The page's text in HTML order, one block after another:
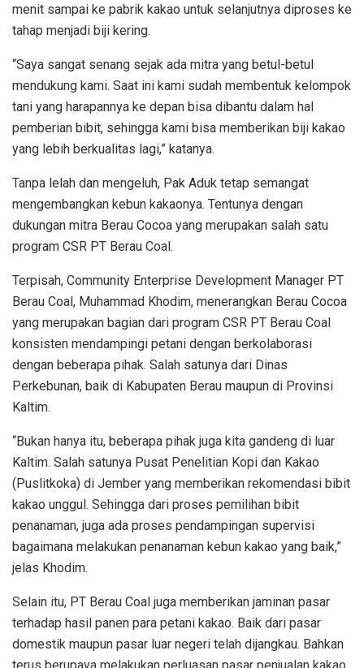
menit sampai ke pabrik kakao untuk selanjutnya diproses ke
tahap menjadi biji kering.
“Saya sangat senang sejak ada mitra yang betul-betul
mendukung kami. Saat ini kami sudah membentuk kelompok
tani yang harapannya ke depan bisa dibantu dalam hal
pemberian bibit, sehingga kami bisa memberikan biji kakao
yang lebih berkualitas lagi,” katanya.
Tanpa lelah dan mengeluh, Pak Aduk tetap semangat
mengembangkan kebun kakaonya. Tentunya dengan
dukungan mitra Berau Cocoa yang merupakan salah satu
program CSR PT Berau Coal.
Terpisah, Community Enterprise Development Manager PT
Berau Coal, Muhammad Khodim, menerangkan Berau Cocoa
yang merupakan bagian dari program CSR PT Berau Coal
konsisten mendampingi petani dengan berkolaborasi
dengan beberapa pihak. Salah satunya dari Dinas
Perkebunan, baik di Kabupaten Berau maupun di Provinsi
Kaltim.
“Bukan hanya itu, beberapa pihak juga kita gandeng di luar
Kaltim. Salah satunya Pusat Penelitian Kopi dan Kakao
(Puslitkoka) di Jember yang memberikan rekomendasi bibit
kakao unggul. Sehingga dari proses pemilihan bibit
penanaman, juga ada proses pendampingan supervisi
bagaimana melakukan penanaman kebun kakao yang baik,”
jelas Khodim.
Selain itu, PT Berau Coal juga memberikan jaminan pasar
terhadap hasil panen para petani kakao. Baik dari pasar
domestik maupun pasar luar negeri telah dijangkau. Bahkan